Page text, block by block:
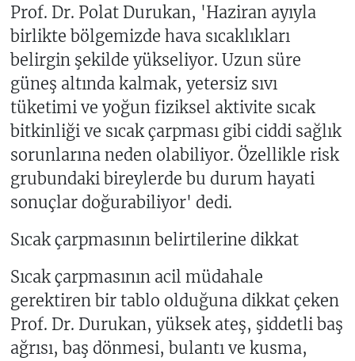
Prof. Dr. Polat Durukan, 'Haziran ayıyla
birlikte bölgemizde hava sıcaklıkları
belirgin şekilde yükseliyor. Uzun süre
güneş altında kalmak, yetersiz sıvı
tüketimi ve yoğun fiziksel aktivite sıcak
bitkinliği ve sıcak çarpması gibi ciddi sağlık
sorunlarına neden olabiliyor. Özellikle risk
grubundaki bireylerde bu durum hayati
sonuçlar doğurabiliyor' dedi.
Sıcak çarpmasının belirtilerine dikkat
Sıcak çarpmasının acil müdahale
gerektiren bir tablo olduğuna dikkat çeken
Prof. Dr. Durukan, yüksek ateş, şiddetli baş
ağrısı, baş dönmesi, bulantı ve kusma,